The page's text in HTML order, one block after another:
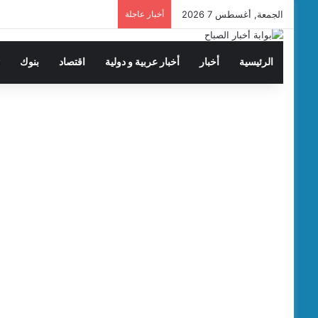
الجمعة, أغسطس 7 2026 أخبار عاجلة
الرئيسية أخبار أخبار عربية و دولية اقتصاد بنوك